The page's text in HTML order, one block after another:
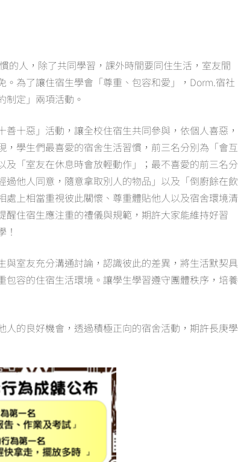
的人，除了共同學習，課外時間要同住生活，室友間
為了讓住宿生學會「尊重、包容和愛」，Dorm.宿社
制定」兩項活動。
十惡」活動，讓全校住宿生共同參與，依個人喜惡，
學生們最喜愛的宿舍生活習慣，前三名分別為「會互
「室友在休息時會放輕動作」；最不喜愛的前三名分
他人同意，隨意拿取別人的物品」以及「倒廚餘在飲
上相當重視彼此關懷、尊重體貼他人以及宿舍環境清
住宿生應注重的禮儀與規範，期許大家能維持好習
！
室友充分溝通討論，認識彼此的差異，將生活默契具
容的住宿生活環境。讓學生學習遵守團體秩序，培養
的良好機會，透過積極正向的宿舍活動，期許長庚學